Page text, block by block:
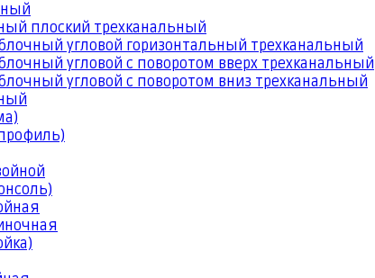
плоский трехканальный
угловой горизонтальный трехканальный
угловой с поворотом вверх трехканальный
угловой с поворотом вниз трехканальный